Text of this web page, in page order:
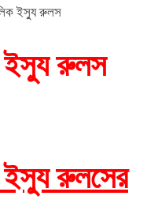
ইস্যু রুলস
ইস্যু রুলস
ইস্যু রুলসের